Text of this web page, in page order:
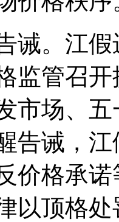
诫。江
监管召
市场、五
告诫，
价格承
以顶格